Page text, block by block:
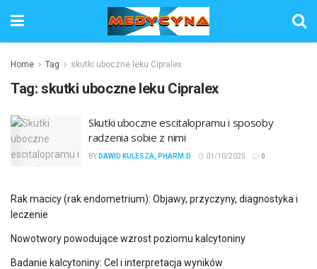
Home Tag skutki uboczne leku Cipralex
Tag: skutki uboczne leku Cipralex
Skutki uboczne escitalopramu i sposoby
radzenia sobie z nimi
BY DAWID KULESZA, PHARM.D 01/10/2025 0
Rak macicy (rak endometrium): Objawy, przyczyny, diagnostyka i
leczenie
Nowotwory powodujące wzrost poziomu kalcytoniny
Badanie kalcytoniny: Cel i interpretacja wyników